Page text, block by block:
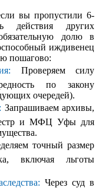
вы пропустили 6-
действия других
долю в
иждивенец
пошагово:
Проверяем силу
по закону
очередей).
Запрашиваем архивы,
и МФЦ Уфы для
точный размер
включая льготы
Через суд в